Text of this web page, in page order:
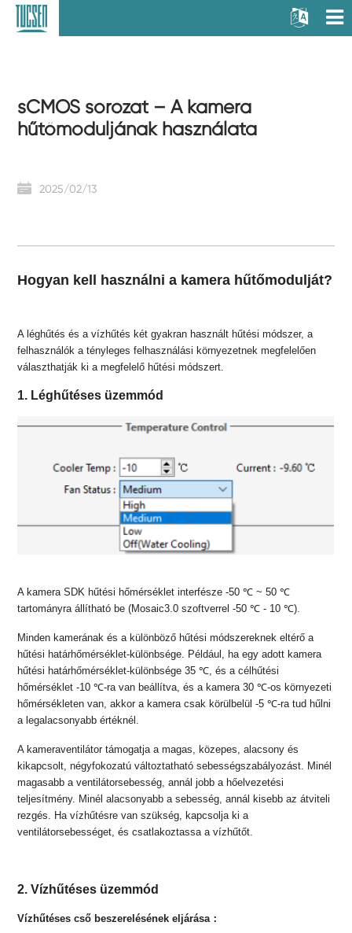
sCMOS sorozat – A kamera
hűtőmoduljának használata
2025/02/13
Hogyan kell használni a kamera hűtőmodulját?
A léghűtés és a vízhűtés két gyakran használt hűtési módszer, a
felhasználók a tényleges felhasználási környezetnek megfelelően
választhatják ki a megfelelő hűtési módszert.
1. Léghűtéses üzemmód
A kamera SDK hűtési hőmérséklet interfésze -50 ℃ ~ 50 ℃
tartományra állítható be (Mosaic3.0 szoftverrel -50 ℃ - 10 ℃).
Minden kamerának és a különböző hűtési módszereknek eltérő a
hűtési határhőmérséklet-különbsége. Például, ha egy adott kamera
hűtési határhőmérséklet-különbsége 35 ℃, és a célhűtési
hőmérséklet -10 ℃-ra van beállítva, és a kamera 30 ℃-os környezeti
hőmérsékleten van, akkor a kamera csak körülbelül -5 ℃-ra tud hűlni
a legalacsonyabb értéknél.
A kameraventilátor támogatja a magas, közepes, alacsony és
kikapcsolt, négyfokozatú változtatható sebességszabályozást. Minél
magasabb a ventilátorsebesség, annál jobb a hőelvezetési
teljesítmény. Minél alacsonyabb a sebesség, annál kisebb az átviteli
rezgés. Ha vízhűtésre van szükség, kapcsolja ki a
ventilátorsebességet, és csatlakoztassa a vízhűtőt.
2. Vízhűtéses üzemmód
Vízhűtéses cső beszerelésének eljárása：